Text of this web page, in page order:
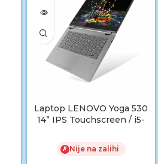
Laptop LENOVO Yoga 530
14” IPS Touchscreen / i5-
SSD 256 GB
✗ Nije na zalihi